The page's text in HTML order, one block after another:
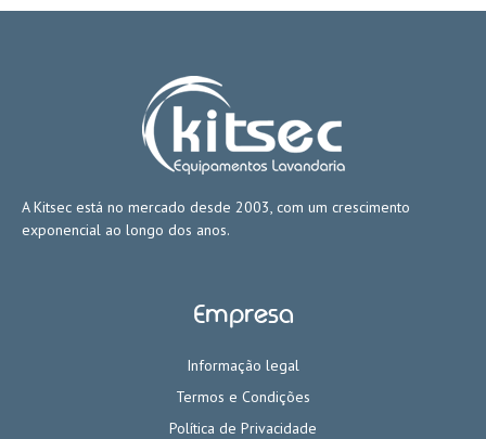
A Kitsec está no mercado desde 2003, com um crescimento
exponencial ao longo dos anos.
Empresa
Informação legal
Termos e Condições
Política de Privacidade